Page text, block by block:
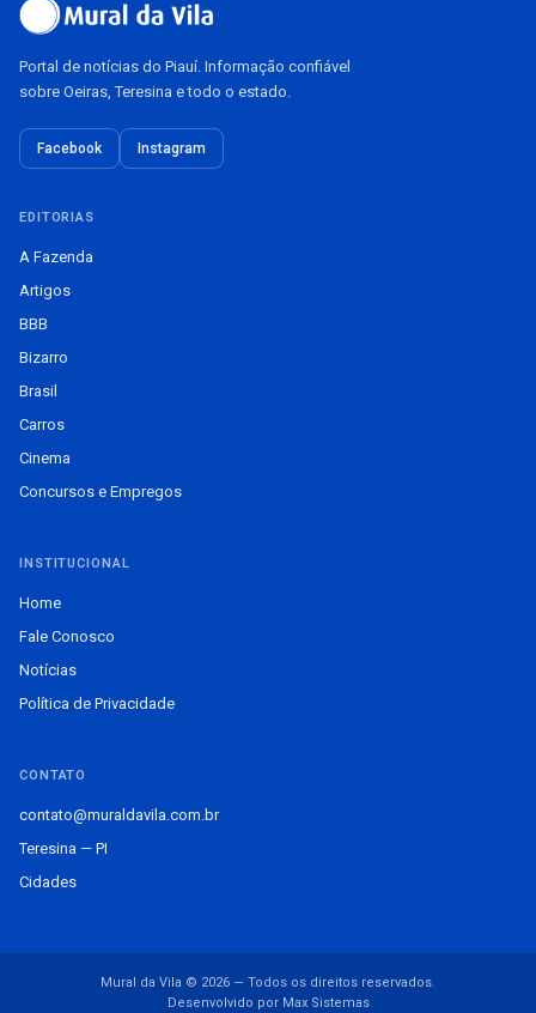
Portal de notícias do Piauí. Informação confiável
sobre Oeiras, Teresina e todo o estado.
Facebook Instagram
EDITORIAS
A Fazenda
Artigos
BBB
Bizarro
Brasil
Carros
Cinema
Concursos e Empregos
INSTITUCIONAL
Home
Fale Conosco
Notícias
Política de Privacidade
CONTATO
contato@muraldavila.com.br
Teresina — PI
Cidades
Mural da Vila © 2026 — Todos os direitos reservados.
Desenvolvido por Max Sistemas